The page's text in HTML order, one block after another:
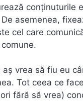
conţinuturile
asemenea,
cel care
vrea să fiu eu
Tot ceea ce
fără să vrea)